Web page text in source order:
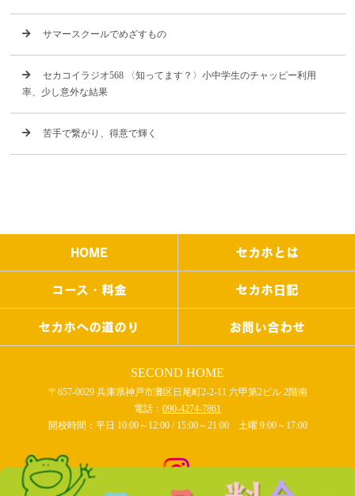
サマースクールでめざすもの
セカコイラジオ568 〈知ってます？〉小中学生のチャッピー利用
率、少し意外な結果
苦手で繋がり、得意で輝く
HOME セカホとは
コース・料金 セカホ日記
セカホへの道のり お問い合わせ
SECOND HOME
〒657-0029 兵庫県神戸市灘区日尾町2-2-11 六甲第2ビル 2階南
電話： 090-4274-7861
開校時間：平日 10:00～12:00 / 15:00～21:00 土曜 9:00～17:00